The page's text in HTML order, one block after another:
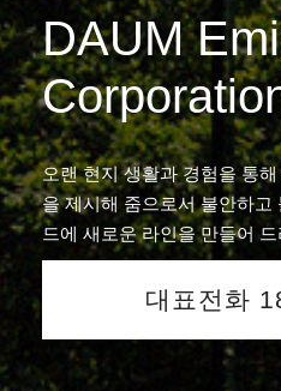
DAUM
오랜 현지 생활과 경험을 통
을 제시해 줌으로서 불안하고
드에 새로운 라인을 만들어
대표전화